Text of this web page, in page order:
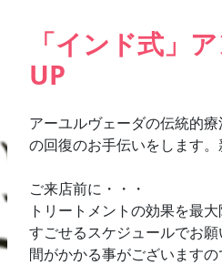
「インド式」
UP
アーユルヴェーダの伝統的
の回復のお手伝いをします
ご来店前に・・・
トリートメントの効果を最
すごせるスケジュールでお
間がかかる事がございます